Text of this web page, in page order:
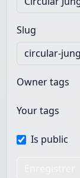
Slug
Owner tags
Your tags
Is public